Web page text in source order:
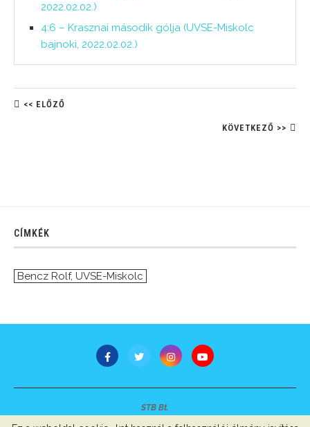
2022.02.02.)
4:6 – Krasznai második gólja (UVSE-Miskolc
bajnoki, 2022.02.02.)
<< ELŐZŐ
KÖVETKEZŐ >>
CÍMKÉK
Bencz Rolf, UVSE-Miskolc
STB Bt.